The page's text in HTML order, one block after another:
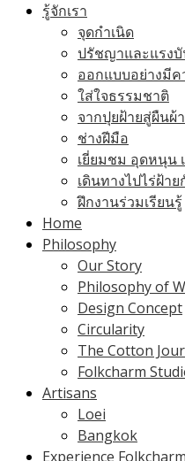
รู้จักเรา
จุดกำเนิด
ปรัชญาและแรงบั
ออกแบบอย่างมี
ใส่ใจธรรมชาติ
จากปุยฝ้ายสู่ผืนผ้า
ช่างฝีมือ
เยี่ยมชม อุดหนุน
เดินทางไปไร่ฝ้า
ฝึกงานร่วมเรียนรู้
Home
Philosophy
Our Story
Philosophy of
Design Concept
Circularity
The Cotton
Folkcharm
Artisans
Loei
Bangkok
Experience Folkcharm